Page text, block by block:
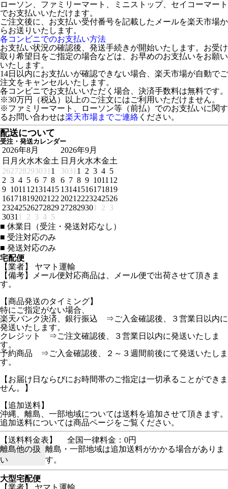
ローソン、ファミリーマート、ミニストップ、セイコーマート
でお支払いいただけます。
ご注文後に、お支払い受付番号を記載したメールを楽天市場か
らお送りいたします。
各コンビニでのお支払い方法
お支払い状況の確認後、発送手続きが開始いたします。お受け
取り希望日をご指定の場合などは、お早めのお支払いをお願い
いたします。
14日以内にお支払いが確認できない場合、楽天市場が自動でご
注文をキャンセルいたします。
各コンビニでお支払いいただく場合、決済手数料は無料です。
※30万円（税込）以上のご注文にはご利用いただけません。
※ファミリーマート、ローソン等（前払）でのお支払いに関す
るお問い合わせは楽天市場までご連絡 ください。
配送について
受注・発送カレンダー
2026年8月
日 月 火水木金土
262728293031 1
2 3 4 5 6 7 8
9 1011 12131415
161718192021 22
23242526272829
3031 1 2 3 4 5
2026年9月
日 月 火水木金土
3031 1 2 3 4 5
6 7 8 9 1011 12
13141516171819
2021 2223242526
272829301 2 3
■ 休業日（受注・発送対応なし）
■ 受注対応のみ
■ 発送対応のみ
宅配便
【業者】 ヤマト運輸
【備考】メール便対応商品は、メール便で出荷させて頂きま
す。
【商品発送のタイミング】
特にご指定がない場合、
楽天バンク決済、銀行振込 ⇒ご入金確認後、３営業日以内に
発送いたします。
クレジット ⇒ご注文確認後、３営業日以内に発送いたしま
す。
予約商品 ⇒ご入金確認後、２～３週間前後にて発送いたしま
す。
【お届け日ならびにお時間帯のご指定は一切承ることができま
せん。】
【追加送料】
沖縄、離島、一部地域については送料を追加させて頂きます。
追加送料については商品ページをご覧ください。
【送料料金表】
全国一律料金：0円
離島他の扱
い
離島・一部地域は追加送料がかかる場合がありま
す。
大型宅配便